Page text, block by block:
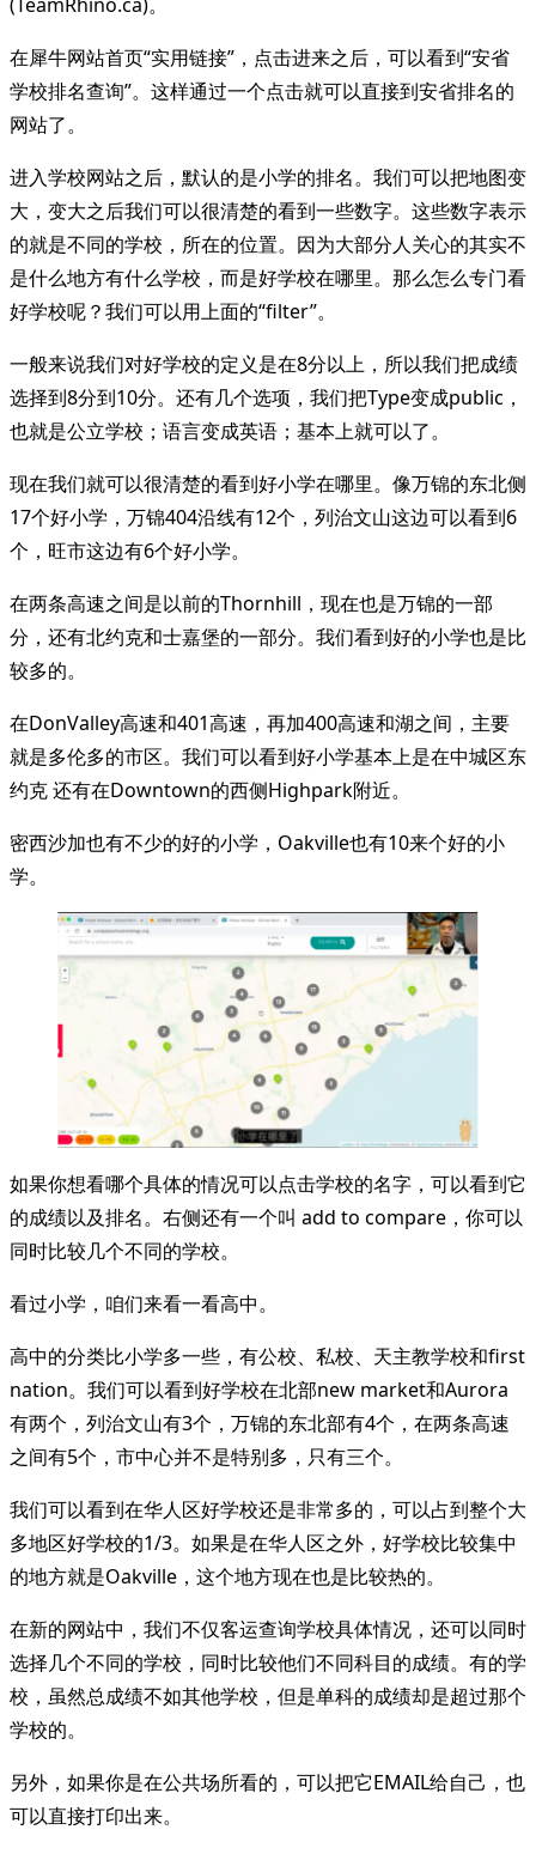
在犀牛网站首页“实用链接”，点击进来之后，可以看到“安省
学校排名查询”。这样通过一个点击就可以直接到安省排名的
网站了。
进入学校网站之后，默认的是小学的排名。我们可以把地图变
大，变大之后我们可以很清楚的看到一些数字。这些数字表示
的就是不同的学校，所在的位置。因为大部分人关心的其实不
是什么地方有什么学校，而是好学校在哪里。那么怎么专门看
好学校呢？我们可以用上面的“filter”。
一般来说我们对好学校的定义是在8分以上，所以我们把成绩
选择到8分到10分。还有几个选项，我们把Type变成public，
也就是公立学校；语言变成英语；基本上就可以了。
现在我们就可以很清楚的看到好小学在哪里。像万锦的东北侧
17个好小学，万锦404沿线有12个，列治文山这边可以看到6
个，旺市这边有6个好小学。
在两条高速之间是以前的Thornhill，现在也是万锦的一部
分，还有北约克和士嘉堡的一部分。我们看到好的小学也是比
较多的。
在DonValley高速和401高速，再加400高速和湖之间，主要
就是多伦多的市区。我们可以看到好小学基本上是在中城区东
约克 还有在Downtown的西侧Highpark附近。
密西沙加也有不少的好的小学，Oakville也有10来个好的小
学。
如果你想看哪个具体的情况可以点击学校的名字，可以看到它
的成绩以及排名。右侧还有一个叫 add to compare，你可以
同时比较几个不同的学校。
看过小学，咱们来看一看高中。
高中的分类比小学多一些，有公校、私校、天主教学校和first
nation。我们可以看到好学校在北部new market和Aurora
有两个，列治文山有3个，万锦的东北部有4个，在两条高速
之间有5个，市中心并不是特别多，只有三个。
我们可以看到在华人区好学校还是非常多的，可以占到整个大
多地区好学校的1/3。如果是在华人区之外，好学校比较集中
的地方就是Oakville，这个地方现在也是比较热的。
在新的网站中，我们不仅客运查询学校具体情况，还可以同时
选择几个不同的学校，同时比较他们不同科目的成绩。有的学
校，虽然总成绩不如其他学校，但是单科的成绩却是超过那个
学校的。
另外，如果你是在公共场所看的，可以把它EMAIL给自己，也
可以直接打印出来。